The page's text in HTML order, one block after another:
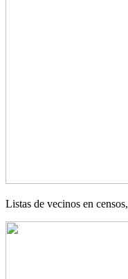
Listas de vecinos en